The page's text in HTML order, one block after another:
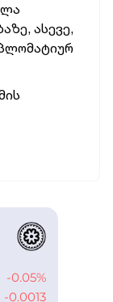
ასევე,